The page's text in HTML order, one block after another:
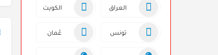
العراق الكويت
تونس عُمان